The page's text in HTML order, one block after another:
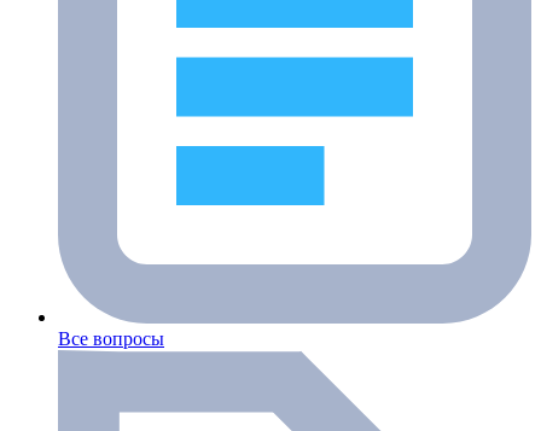
Все вопросы